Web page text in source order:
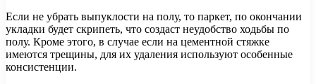
Если не убрать выпуклости на полу, то паркет, по окончании
укладки будет скрипеть, что создаст неудобство ходьбы по
полу. Кроме этого, в случае если на цементной стяжке
имеются трещины, для их удаления используют особенные
консистенции.